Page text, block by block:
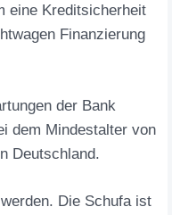
eine Kreditsicherheit
Finanzierung
der Bank
dem Mindestalter von
Deutschland.
Die Schufa ist